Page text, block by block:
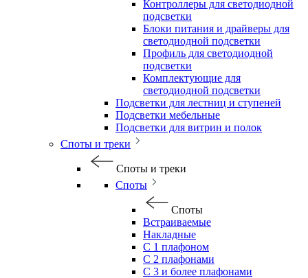
Контроллеры для светодиодной
подсветки
Блоки питания и драйверы для
светодиодной подсветки
Профиль для светодиодной
подсветки
Комплектующие для
светодиодной подсветки
Подсветки для лестниц и ступеней
Подсветки мебельные
Подсветки для витрин и полок
Споты и треки
Споты и треки
Споты
Споты
Встраиваемые
Накладные
С 1 плафоном
С 2 плафонами
С 3 и более плафонами